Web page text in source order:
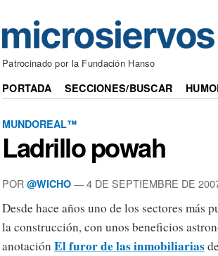
Patrocinado por la Fundación Hanso
PORTADA SECCIONES/BUSCAR
MUNDOREAL™
Ladrillo powah
POR @WICHO — 4 DE SEPTIEMBRE DE
Desde hace años uno de los sectores más
la construcción, con unos beneficios
anotaciónEl furor de las inmobiliarias